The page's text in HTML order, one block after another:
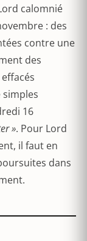
calomnié
: des
contre une
des
16
». Pour Lord
il faut en
dans